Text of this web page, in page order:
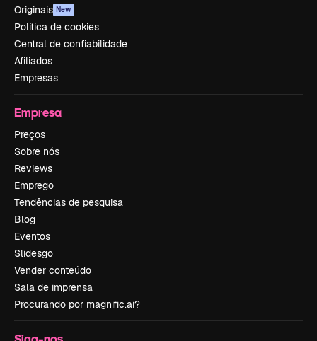
Originais New
Política de cookies
Central de confiabilidade
Afiliados
Empresas
Empresa
Preços
Sobre nós
Reviews
Emprego
Tendências de pesquisa
Blog
Eventos
Slidesgo
Vender conteúdo
Sala de imprensa
Procurando por magnific.ai?